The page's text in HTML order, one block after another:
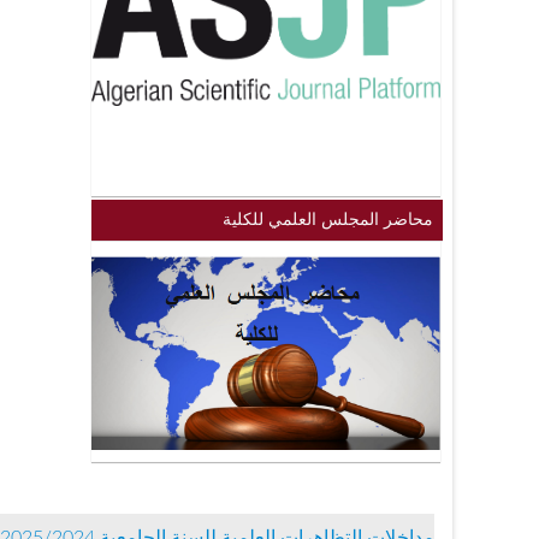
محاضر المجلس العلمي للكلية